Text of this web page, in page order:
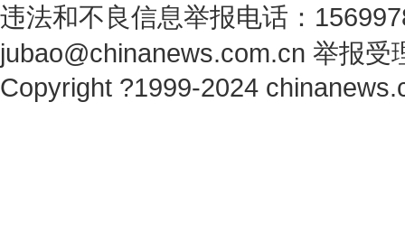
违法和不良信息举报电话：
jubao@chinanews.com.cn 举报受
Copyright ?1999-2024